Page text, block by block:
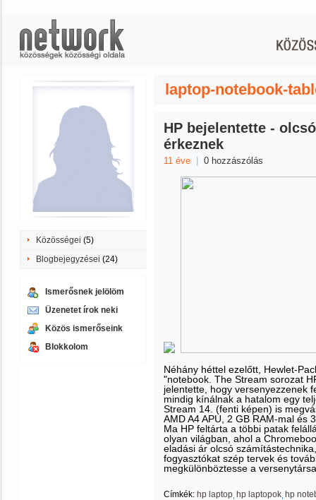
Közösségei (5)
Blogbejegyzései (24)
Ismerősnek jelölöm
Üzenetet írok neki
Közös ismerőseink
Blokkolom
laptop-notebook-
HP bejelentette -
érkeznek
11 éve 0 hozzászólás
Néhány héttel ezelőtt, Hewlet-
"notebook. The Stream sorozat
jelentette, hogy versenyezzenek
mindig kínálnak a hatalom egy
Stream 14. (fenti képen) is
AMD A4 APU, 2 GB RAM-mal és
Ma HP feltárta a többi patak
olyan világban, ahol a
eladási ár olcsó
fogyasztókat szép tervek és
megkülönböztesse a
Címkék: hp laptop hp laptopok hp